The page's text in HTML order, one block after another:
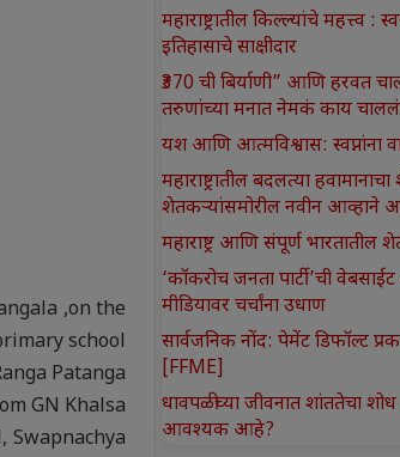
,on the
school
Patanga
GN Khalsa
महाराष्ट्रातील किल्ल्यांचे महत्त्व :
इतिहासाचे साक्षीदार
₹370 ची बिर्याणी” आणि हरवत
तरुणांच्या मनात नेमकं काय
यश आणि आत्मविश्वास: स्वप्नांना
महाराष्ट्रातील बदलत्या
शेतकऱ्यांसमोरील नवीन आव्हाने
महाराष्ट्र आणि संपूर्ण भारतातील
‘कॉकरोच जनता पार्टी’ची
मीडियावर चर्चांना उधाण
सार्वजनिक नोंद: पेमेंट डिफॉल्ट
[FFME]
धावपळीच्या जीवनात शांततेचा
आवश्यक आहे?